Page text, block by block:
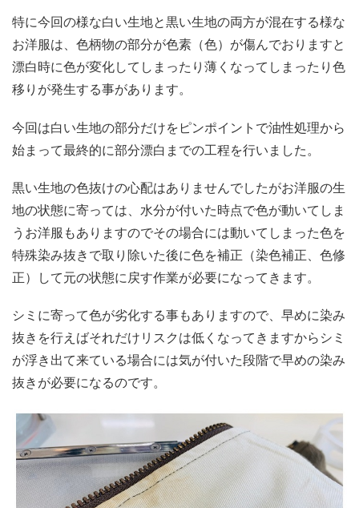
特に今回の様な白い生地と黒い生地の両方が混在する様な
お洋服は、色柄物の部分が色素（色）が傷んでおりますと
漂白時に色が変化してしまったり薄くなってしまったり色
移りが発生する事があります。
今回は白い生地の部分だけをピンポイントで油性処理から
始まって最終的に部分漂白までの工程を行いました。
黒い生地の色抜けの心配はありませんでしたがお洋服の生
地の状態に寄っては、水分が付いた時点で色が動いてしま
うお洋服もありますのでその場合には動いてしまった色を
特殊染み抜きで取り除いた後に色を補正（染色補正、色修
正）して元の状態に戻す作業が必要になってきます。
シミに寄って色が劣化する事もありますので、早めに染み
抜きを行えばそれだけリスクは低くなってきますからシミ
が浮き出て来ている場合には気が付いた段階で早めの染み
抜きが必要になるのです。